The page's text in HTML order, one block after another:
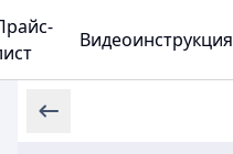
Видеоинструкция